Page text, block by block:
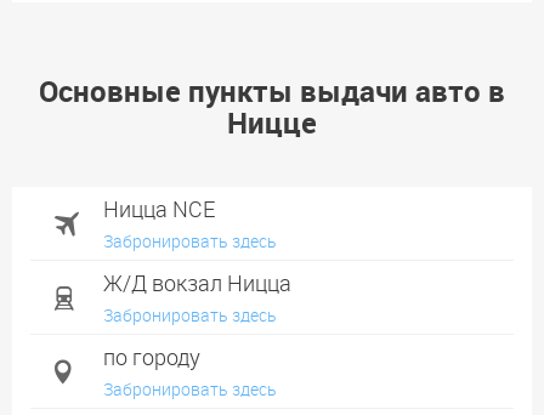
Основные пункты выдачи авто в
Ницце
Ницца NCE
Забронировать здесь
Ж/Д вокзал Ницца
Забронировать здесь
по городу
Забронировать здесь